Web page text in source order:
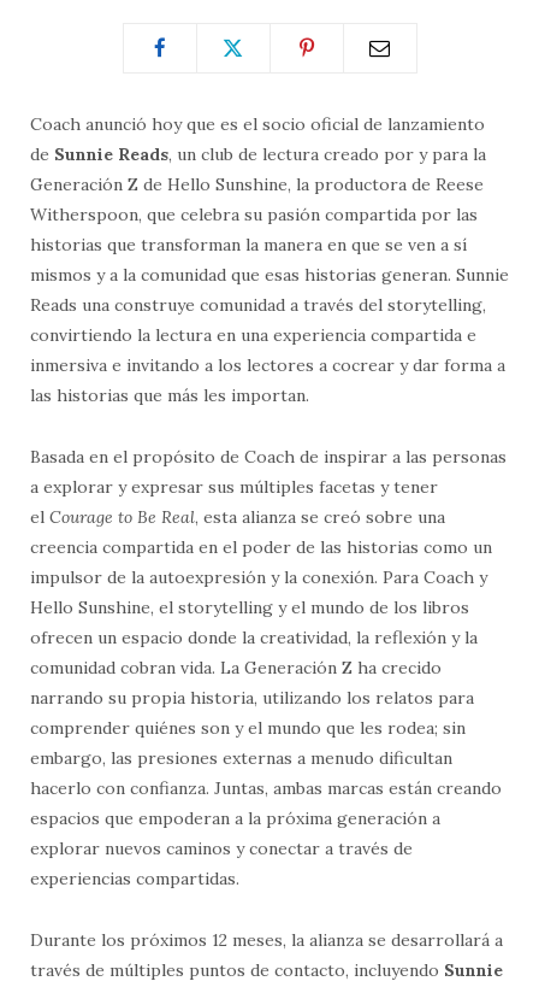
Coach anunció hoy que es el socio oficial de lanzamiento
de Sunnie Reads, un club de lectura creado por y para la
Generación Z de Hello Sunshine, la productora de Reese
Witherspoon, que celebra su pasión compartida por las
historias que transforman la manera en que se ven a sí
mismos y a la comunidad que esas historias generan. Sunnie
Reads una construye comunidad a través del storytelling,
convirtiendo la lectura en una experiencia compartida e
inmersiva e invitando a los lectores a cocrear y dar forma a
las historias que más les importan.
Basada en el propósito de Coach de inspirar a las personas
a explorar y expresar sus múltiples facetas y tener
el Courage to Be Real, esta alianza se creó sobre una
creencia compartida en el poder de las historias como un
impulsor de la autoexpresión y la conexión. Para Coach y
Hello Sunshine, el storytelling y el mundo de los libros
ofrecen un espacio donde la creatividad, la reflexión y la
comunidad cobran vida. La Generación Z ha crecido
narrando su propia historia, utilizando los relatos para
comprender quiénes son y el mundo que les rodea; sin
embargo, las presiones externas a menudo dificultan
hacerlo con confianza. Juntas, ambas marcas están creando
espacios que empoderan a la próxima generación a
explorar nuevos caminos y conectar a través de
experiencias compartidas.
Durante los próximos 12 meses, la alianza se desarrollará a
través de múltiples puntos de contacto, incluyendo Sunnie